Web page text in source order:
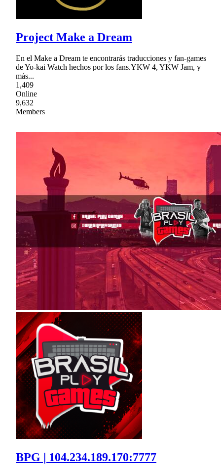
Project Make a Dream
En el Make a Dream te encontrarás traducciones y fan-games
de Yo-kai Watch hechos por los fans.YKW 4, YKW Jam, y
más...
1,409
Online
9,632
Members
BPG | 104.234.189.170:7777